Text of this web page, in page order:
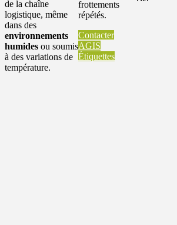
de la chaîne
logistique, même
dans des
environnements
humides ou soumis
à des variations de
température.
frottements
répétés.
Contacter
AGIS
Étiquettes